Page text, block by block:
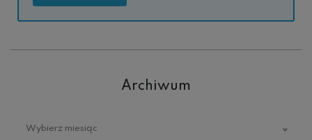
Archiwum
Archiwum
Wybierz miesiąc